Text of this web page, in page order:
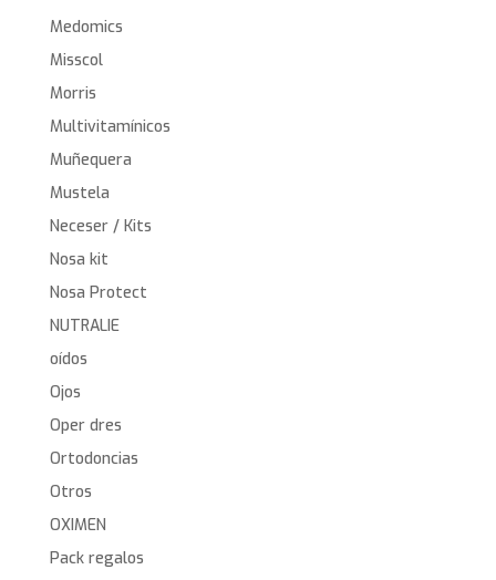
Medomics
Misscol
Morris
Multivitamínicos
Muñequera
Mustela
Neceser / Kits
Nosa kit
Nosa Protect
NUTRALIE
oídos
Ojos
Oper dres
Ortodoncias
Otros
OXIMEN
Pack regalos